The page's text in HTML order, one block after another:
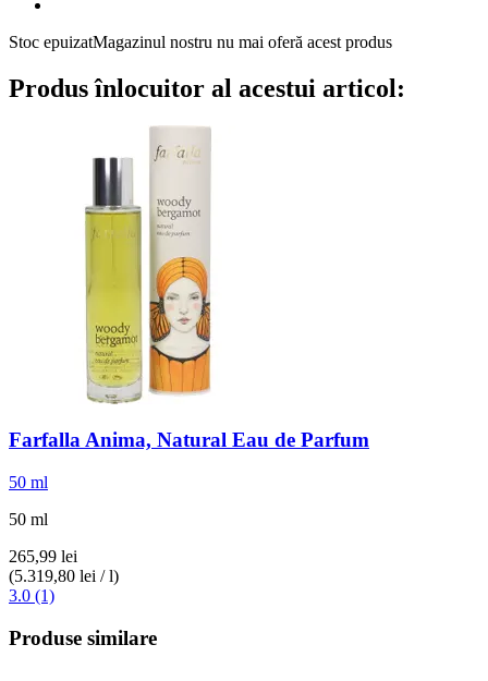
Stoc epuizatMagazinul nostru nu mai oferă acest produs
Produs înlocuitor al acestui articol:
FarfallaAnima, Natural Eau de Parfum
50 ml
50 ml
265,99 lei
(5.319,80 lei / l)
3.0 (1)
Produse similare